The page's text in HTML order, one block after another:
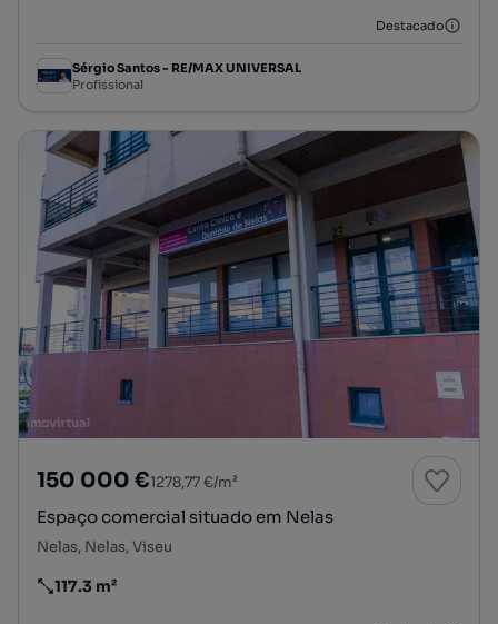
Destacado
Sérgio Santos - RE/MAX UNIVERSAL
Profissional
150 000 €1278,77 €/m²
Espaço comercial situado em Nelas
Nelas, Nelas, Viseu
Preço por metro quadrado
117.3 m²